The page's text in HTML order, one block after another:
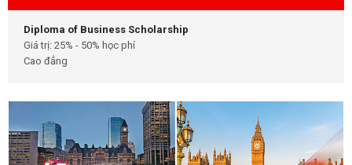
Diploma of Business Scholarship
Giá trị: 25% - 50% học phí
Cao đẳng